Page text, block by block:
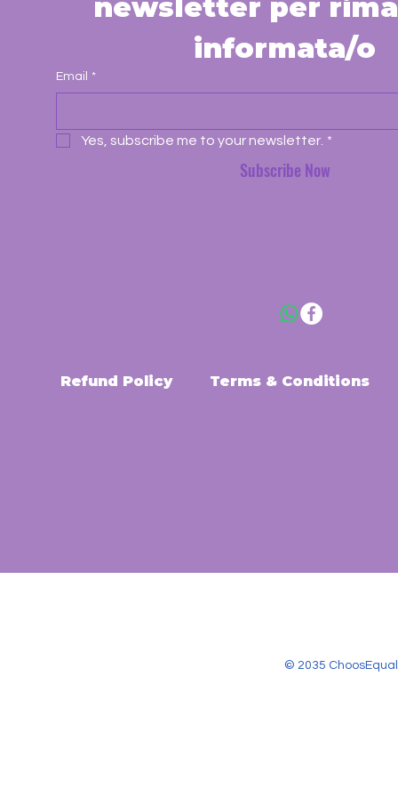
informata/o
Email *
Yes, subscribe me to your newsletter. *
Subscribe Now
Refund Policy Terms & Conditions
© 2035